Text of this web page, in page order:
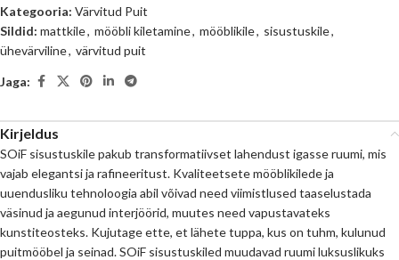
Kategooria: Värvitud Puit
Sildid: mattkile, mööbli kiletamine, mööblikile, sisustuskile,
ühevärviline, värvitud puit
Jaga:
Kirjeldus
SOiF sisustuskile pakub transformatiivset lahendust igasse ruumi, mis
vajab elegantsi ja rafineeritust. Kvaliteetsete mööblikilede ja
uuendusliku tehnoloogia abil võivad need viimistlused taaselustada
väsinud ja aegunud interjöörid, muutes need vapustavateks
kunstiteosteks. Kujutage ette, et lähete tuppa, kus on tuhm, kulunud
puitmööbel ja seinad. SOiF sisustuskiled muudavad ruumi luksuslikuks